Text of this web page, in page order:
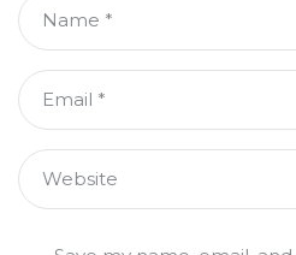
Name *
Email *
Website